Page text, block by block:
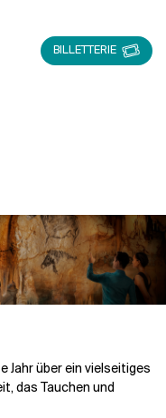
BILLETTERIE
Jahr über ein vielseitiges
das Tauchen und